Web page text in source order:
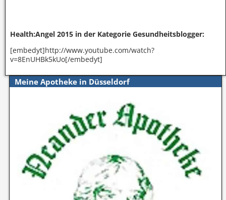
Health:Angel 2015 in der Kategorie Gesundheitsblogger:
[embedyt]http://www.youtube.com/watch?
v=8EnUHBk5kUo[/embedyt]
Meine Apotheke in Düsseldorf